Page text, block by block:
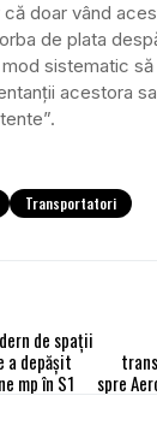
doar vând
de plata
sistematic
acestora
Transportatori
de spații
a depășit
mp în S1
spre